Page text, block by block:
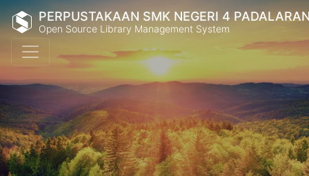
PERPUSTAKAAN SMK NEGERI 4
Open Source Library Management System